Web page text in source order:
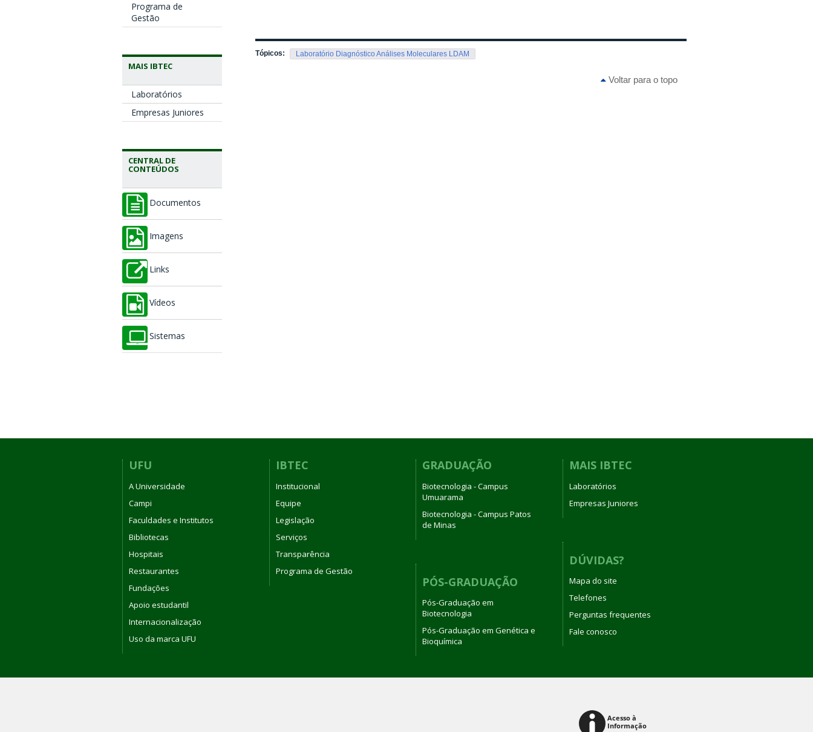
Programa de
Gestão
MAIS IBTEC
Laboratórios
Empresas Juniores
CENTRAL DE
CONTEÚDOS
Documentos
Imagens
Links
Vídeos
Sistemas
Tópicos: Laboratório Diagnóstico Análises Moleculares LDAM
Voltar para o topo
UFU
A Universidade
Campi
Faculdades e Institutos
Bibliotecas
Hospitais
Restaurantes
Fundações
Apoio estudantil
Internacionalização
Uso da marca UFU
IBTEC
Institucional
Equipe
Legislação
Serviços
Transparência
Programa de Gestão
GRADUAÇÃO
Biotecnologia - Campus
Umuarama
Biotecnologia - Campus Patos
de Minas
PÓS-GRADUAÇÃO
Pós-Graduação em
Biotecnologia
Pós-Graduação em Genética e
Bioquímica
MAIS IBTEC
Laboratórios
Empresas Juniores
DÚVIDAS?
Mapa do site
Telefones
Perguntas frequentes
Fale conosco